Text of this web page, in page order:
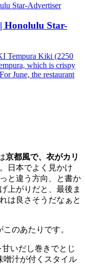
Honolulu Star-
Tempura Kiki (2250
which is crispy
June, the restaurant
京都風で、衣がカリ
日本でよく見かけ
と違う方向、と書か
上がりだと、最後ま
は良さそうだなぁと
のあたりです。
いだし巻きでとじ
噌汁が付くスタイル